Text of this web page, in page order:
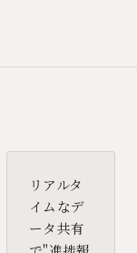
リアルタ
イムなデ
ータ共有